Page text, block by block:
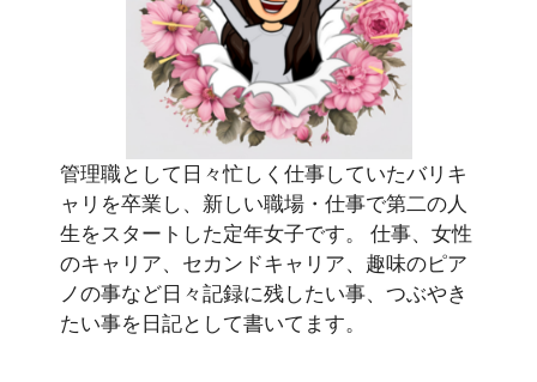
管理職として日々忙しく仕事していたバリキ
ャリを卒業し、新しい職場・仕事で第二の人
生をスタートした定年女子です。 仕事、女性
のキャリア、セカンドキャリア、趣味のピア
ノの事など日々記録に残したい事、つぶやき
たい事を日記として書いてます。